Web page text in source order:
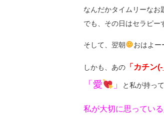
なんだかタイムリーな
でも、その日はセラピー
そして、翌朝 おはよ
しかも、あの 「カチン(-
「愛 」 と私が持っ
私が大切に思ってい